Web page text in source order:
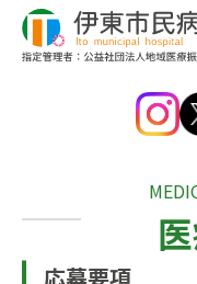
医療技術職
応募要項